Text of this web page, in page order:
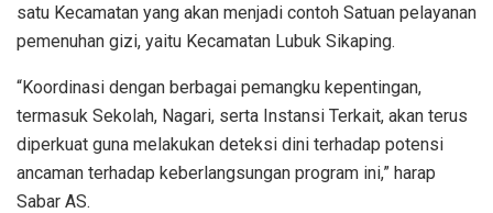
satu Kecamatan yang akan menjadi contoh Satuan pelayanan
pemenuhan gizi, yaitu Kecamatan Lubuk Sikaping.
“Koordinasi dengan berbagai pemangku kepentingan,
termasuk Sekolah, Nagari, serta Instansi Terkait, akan terus
diperkuat guna melakukan deteksi dini terhadap potensi
ancaman terhadap keberlangsungan program ini,” harap
Sabar AS.